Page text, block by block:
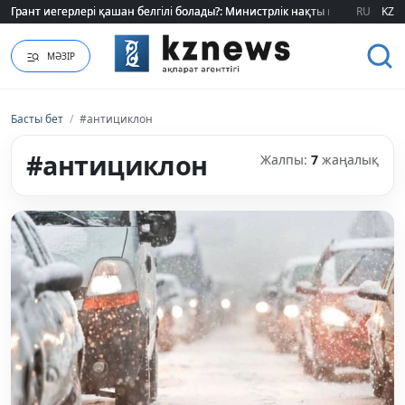
Грант иегерлері қашан белгілі болады?: Министрлік нақты мерзімді
Грант иегерлері қашан белгілі болады?: Министрлік нақты мерзімді
RU KZ
МӘЗІР
Басты бет / #антициклон
#антициклон Жалпы: 7 жаңалық